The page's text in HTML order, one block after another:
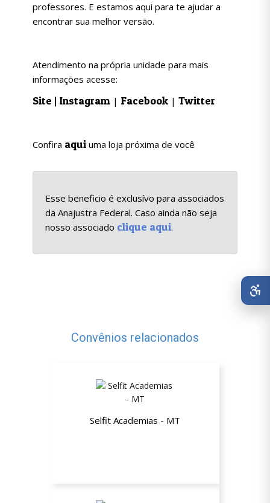
professores. E estamos aqui para te ajudar a
encontrar sua melhor versão.
Atendimento na própria unidade para mais
informações acesse:
Site | Instagram | Facebook | Twitter
Confira aqui uma loja próxima de você
Esse beneficio é exclusívo para associados
da Anajustra Federal. Caso ainda não seja
nosso associado clique aqui.
Convênios relacionados
Selfit Academias - MT